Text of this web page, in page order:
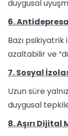
duygusal
6.
Bazı
azaltabilir ve
7. Sosyal
Uzun süre
duygusal
8. Aşırı Dijital